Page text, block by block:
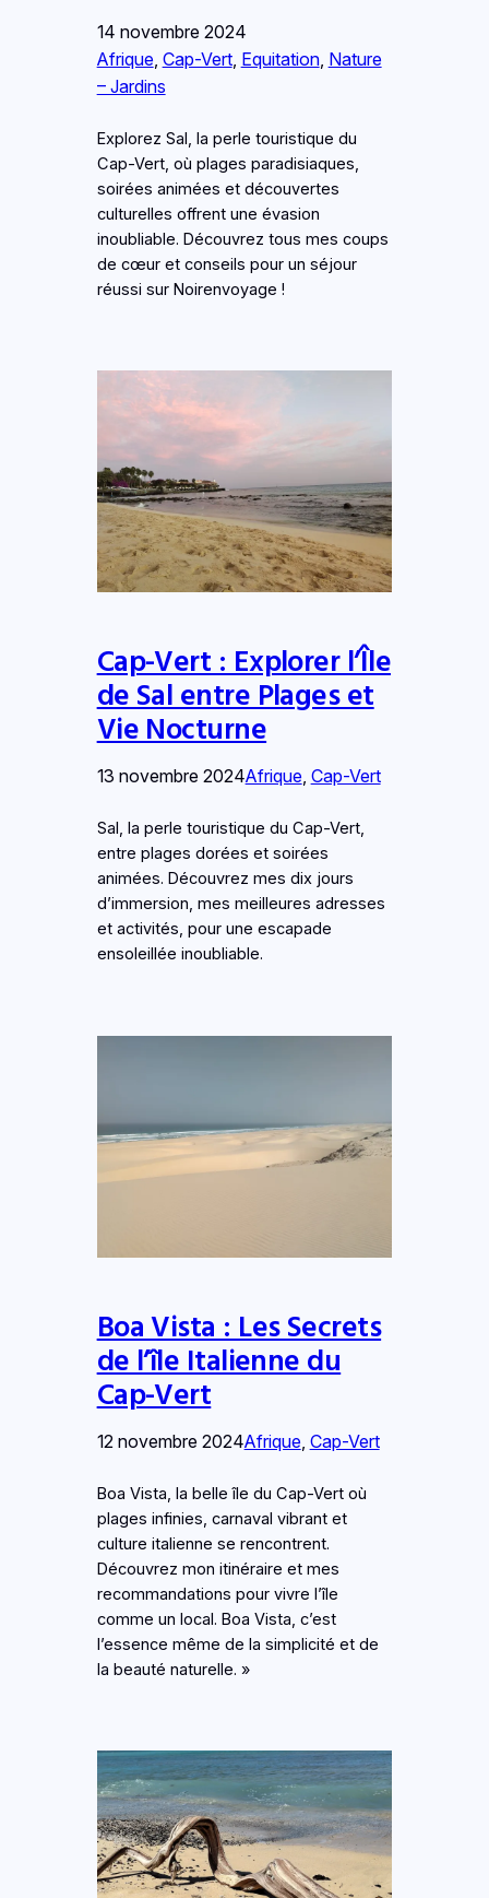
14 novembre 2024
Afrique, Cap-Vert, Equitation, Nature
– Jardins
Explorez Sal, la perle touristique du
Cap-Vert, où plages paradisiaques,
soirées animées et découvertes
culturelles offrent une évasion
inoubliable. Découvrez tous mes coups
de cœur et conseils pour un séjour
réussi sur Noirenvoyage !
Cap-Vert : Explorer l’Île
de Sal entre Plages et
Vie Nocturne
13 novembre 2024Afrique, Cap-Vert
Sal, la perle touristique du Cap-Vert,
entre plages dorées et soirées
animées. Découvrez mes dix jours
d’immersion, mes meilleures adresses
et activités, pour une escapade
ensoleillée inoubliable.
Boa Vista : Les Secrets
de l’île Italienne du
Cap-Vert
12 novembre 2024Afrique, Cap-Vert
Boa Vista, la belle île du Cap-Vert où
plages infinies, carnaval vibrant et
culture italienne se rencontrent.
Découvrez mon itinéraire et mes
recommandations pour vivre l’île
comme un local. Boa Vista, c’est
l’essence même de la simplicité et de
la beauté naturelle. »